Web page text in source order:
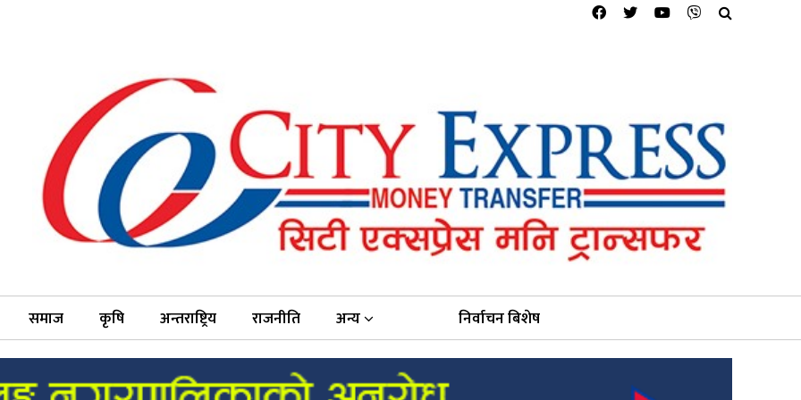
समाज कृषि अन्तराष्ट्रिय राजनीति अन्य निर्वाचन बिशेष